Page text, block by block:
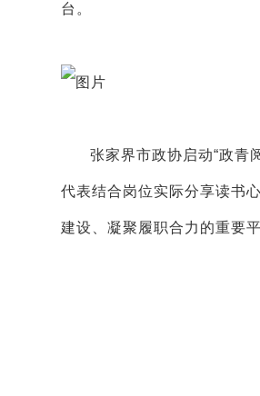
台。
张家界市政协启动“政青
代表结合岗位实际分享读书
建设、凝聚履职合力的重要平